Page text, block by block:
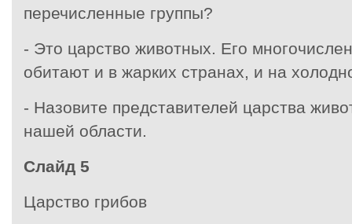
перечисленные группы?
- Это царство животных. Его
обитают и в жарких странах, и на
- Назовите представителей царства
нашей области.
Слайд 5
Царство грибов